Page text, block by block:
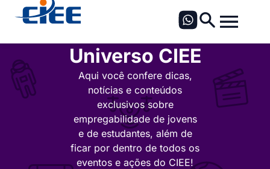
Universo CIEE
Aqui você confere dicas,
notícias e conteúdos
exclusivos sobre
empregabilidade de jovens
e de estudantes, além de
ficar por dentro de todos os
eventos e ações do CIEE!